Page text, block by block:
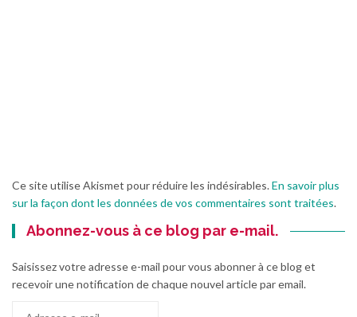
Ce site utilise Akismet pour réduire les indésirables.En savoir plus
sur la façon dont les données de vos commentaires sont traitées.
Abonnez-vous à ce blog par e-mail.
Saisissez votre adresse e-mail pour vous abonner à ce blog et
recevoir une notification de chaque nouvel article par email.